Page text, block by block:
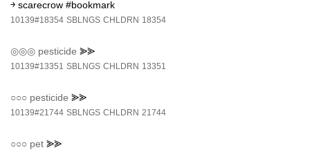
￫ scarecrow #bookmark
10139#18354 SBLNGS CHLDRN 18354
◎◎◎ pesticide ⪢⪢
10139#13351 SBLNGS CHLDRN 13351
○○○ pesticide ⪢⪢
10139#21744 SBLNGS CHLDRN 21744
○○○ pet ⪢⪢